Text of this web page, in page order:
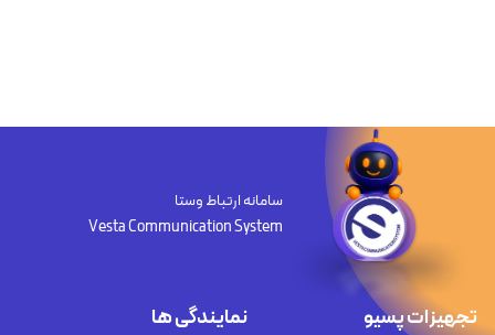
سامانه ارتباط وستا
Vesta Communication System
تجهیزات پسیو نمایندگی ها